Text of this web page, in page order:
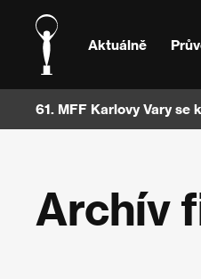
Aktuálně
61. MFF Karlovy Vary se
Archív